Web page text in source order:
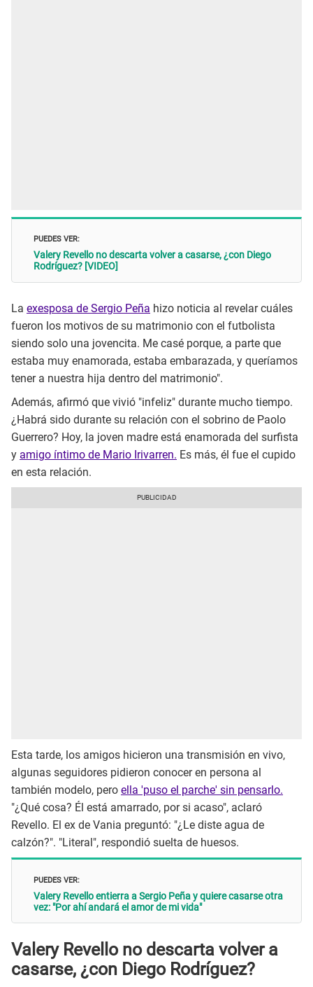
PUEDES VER:
Valery Revello no descarta volver a casarse, ¿con Diego
Rodríguez? [VIDEO]
La exesposa de Sergio Peña hizo noticia al revelar cuáles
fueron los motivos de su matrimonio con el futbolista
siendo solo una jovencita. Me casé porque, a parte que
estaba muy enamorada, estaba embarazada, y queríamos
tener a nuestra hija dentro del matrimonio".
Además, afirmó que vivió "infeliz" durante mucho tiempo.
¿Habrá sido durante su relación con el sobrino de Paolo
Guerrero? Hoy, la joven madre está enamorada del surfista
y amigo íntimo de Mario Irivarren. Es más, él fue el cupido
en esta relación.
Esta tarde, los amigos hicieron una transmisión en vivo,
algunas seguidores pidieron conocer en persona al
también modelo, pero ella 'puso el parche' sin pensarlo.
"¿Qué cosa? Él está amarrado, por si acaso", aclaró
Revello. El ex de Vania preguntó: "¿Le diste agua de
calzón?". "Literal", respondió suelta de huesos.
PUEDES VER:
Valery Revello entierra a Sergio Peña y quiere casarse otra
vez: "Por ahí andará el amor de mi vida"
Valery Revello no descarta volver a
casarse, ¿con Diego Rodríguez?